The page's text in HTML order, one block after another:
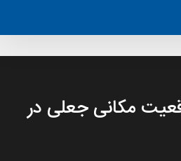
مکانی جعلی در